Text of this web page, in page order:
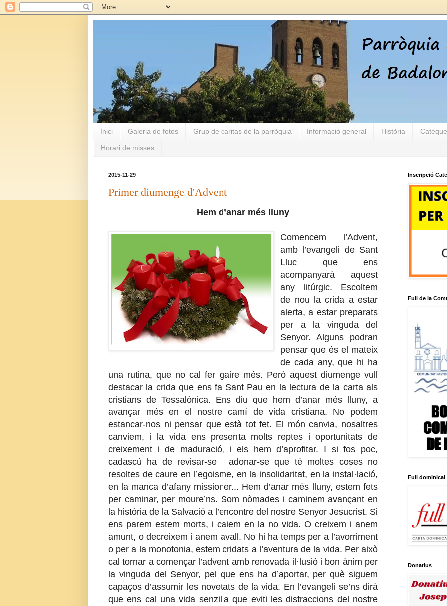
Inici Galeria de fotos Grup de caritas de la parròquia Informació general Història
Horari de misses
2015-11-29
Primer diumenge d'Advent
Hem d’anar més lluny
Comencem l’Advent,
amb l’evangeli de Sant
Lluc que ens
acompanyarà aquest
any litúrgic. Escoltem
de nou la crida a estar
alerta, a estar preparats
per a la vinguda del
Senyor. Alguns podran
pensar que és el mateix
de cada any, que hi ha
una rutina, que no cal fer gaire més. Però aquest diumenge vull
destacar la crida que ens fa Sant Pau en la lectura de la carta als
cristians de Tessalònica. Ens diu que hem d’anar més lluny, a
avançar més en el nostre camí de vida cristiana. No podem
estancar-nos ni pensar que està tot fet. El món canvia, nosaltres
canviem, i la vida ens presenta molts reptes i oportunitats de
creixement i de maduració, i els hem d’aprofitar. I si fos poc,
cadascú ha de revisar-se i adonar-se que té moltes coses no
resoltes de caure en l’egoisme, en la insolidaritat, en la instal·lació,
en la manca d’afany missioner... Hem d’anar més lluny, estem fets
per caminar, per moure’ns. Som nòmades i caminem avançant en
la història de la Salvació a l’encontre del nostre Senyor Jesucrist. Si
ens parem estem morts, i caiem en la no vida. O creixem i anem
amunt, o decreixem i anem avall. No hi ha temps per a l’avorriment
o per a la monotonia, estem cridats a l’aventura de la vida. Per això
cal tornar a començar l’advent amb renovada il·lusió i bon ànim per
la vinguda del Senyor, pel que ens ha d’aportar, per què siguem
capaços d’assumir les novetats de la vida. En l’evangeli se’ns dirà
que ens cal una vida senzilla que eviti les distraccions del nostre
Inscripció
Full de la
Full dominical
Donatius